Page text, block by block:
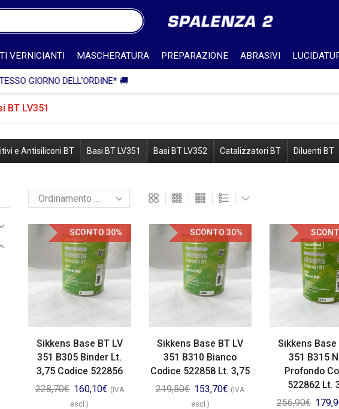
VERNICIANTI MASCHERATURA PREPARAZIONE ABRASIVI
🎁 SPEDIZIONE IN ITALIA GRATUITA PER ORDINI SUPERIORI A 750€
BT LV351
e Antisiliconi BT Basi BT LV351 Basi BT LV352 Catalizzatori BT Diluenti BT
SCONTO 30%
Sikkens Base BT LV
351 B305 Binder Lt.
3,75 Codice 522856
228,70€ 160,10€ (IVA
escl.)
SCONTO 30%
Sikkens Base BT LV
351 B310 Bianco
Codice 522858 Lt. 3,75
219,50€ 153,70€ (IVA
escl.)
Sikkens Base
351 B315
Profondo
522862 Lt.
256,90€